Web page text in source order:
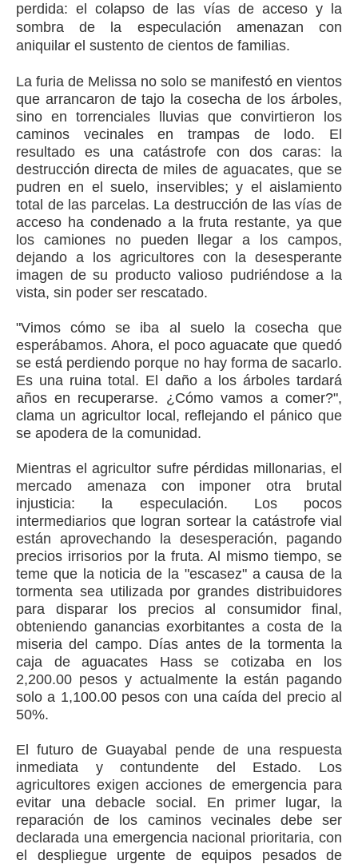
perdida: el colapso de las vías de acceso y la
sombra de la especulación amenazan con
aniquilar el sustento de cientos de familias.
La furia de Melissa no solo se manifestó en vientos
que arrancaron de tajo la cosecha de los árboles,
sino en torrenciales lluvias que convirtieron los
caminos vecinales en trampas de lodo. El
resultado es una catástrofe con dos caras: la
destrucción directa de miles de aguacates, que se
pudren en el suelo, inservibles; y el aislamiento
total de las parcelas. La destrucción de las vías de
acceso ha condenado a la fruta restante, ya que
los camiones no pueden llegar a los campos,
dejando a los agricultores con la desesperante
imagen de su producto valioso pudriéndose a la
vista, sin poder ser rescatado.
"Vimos cómo se iba al suelo la cosecha que
esperábamos. Ahora, el poco aguacate que quedó
se está perdiendo porque no hay forma de sacarlo.
Es una ruina total. El daño a los árboles tardará
años en recuperarse. ¿Cómo vamos a comer?",
clama un agricultor local, reflejando el pánico que
se apodera de la comunidad.
Mientras el agricultor sufre pérdidas millonarias, el
mercado amenaza con imponer otra brutal
injusticia: la especulación. Los pocos
intermediarios que logran sortear la catástrofe vial
están aprovechando la desesperación, pagando
precios irrisorios por la fruta. Al mismo tiempo, se
teme que la noticia de la "escasez" a causa de la
tormenta sea utilizada por grandes distribuidores
para disparar los precios al consumidor final,
obteniendo ganancias exorbitantes a costa de la
miseria del campo. Días antes de la tormenta la
caja de aguacates Hass se cotizaba en los
2,200.00 pesos y actualmente la están pagando
solo a 1,100.00 pesos con una caída del precio al
50%.
El futuro de Guayabal pende de una respuesta
inmediata y contundente del Estado. Los
agricultores exigen acciones de emergencia para
evitar una debacle social. En primer lugar, la
reparación de los caminos vecinales debe ser
declarada una emergencia nacional prioritaria, con
el despliegue urgente de equipos pesados de